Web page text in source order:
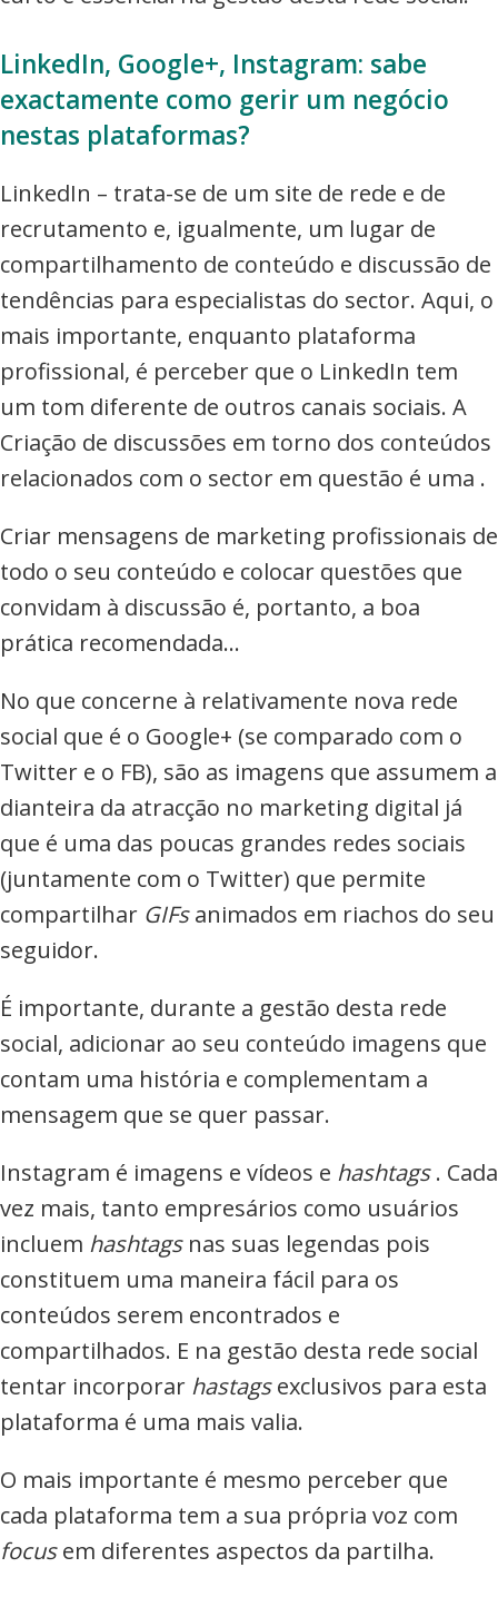
LinkedIn, Google+, Instagram: sabe
exactamente como gerir um negócio
nestas plataformas?
LinkedIn – trata-se de um site de rede e de
recrutamento e, igualmente, um lugar de
compartilhamento de conteúdo e discussão de
tendências para especialistas do sector. Aqui, o
mais importante, enquanto plataforma
profissional, é perceber que o LinkedIn tem
um tom diferente de outros canais sociais. A
Criação de discussões em torno dos conteúdos
relacionados com o sector em questão é uma .
Criar mensagens de marketing profissionais de
todo o seu conteúdo e colocar questões que
convidam à discussão é, portanto, a boa
prática recomendada…
No que concerne à relativamente nova rede
social que é o Google+ (se comparado com o
Twitter e o FB), são as imagens que assumem a
dianteira da atracção no marketing digital já
que é uma das poucas grandes redes sociais
(juntamente com o Twitter) que permite
compartilhar GIFsanimados em riachos do seu
seguidor.
É importante, durante a gestão desta rede
social, adicionar ao seu conteúdo imagens que
contam uma história e complementam a
mensagem que se quer passar.
Instagram é imagens e vídeos e hashtags. Cada
vez mais, tanto empresários como usuários
incluem hashtagsnas suas legendas pois
constituem uma maneira fácil para os
conteúdos serem encontrados e
compartilhados. E na gestão desta rede social
tentar incorporar hastagsexclusivos para esta
plataforma é uma mais valia.
O mais importante é mesmo perceber que
cada plataforma tem a sua própria voz com
focusem diferentes aspectos da partilha.